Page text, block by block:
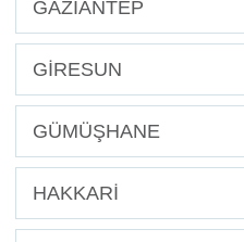
GAZİANTEP
GİRESUN
GÜMÜŞHANE
HAKKARİ